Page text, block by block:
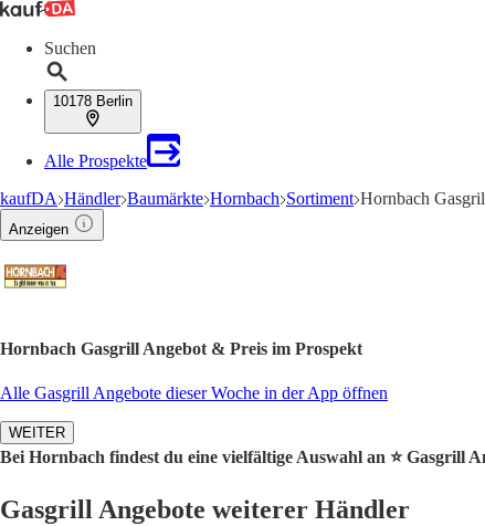
Suchen
10178 Berlin
Alle Prospekte
kaufDA Händler Baumärkte Hornbach Sortiment Hornbach
Anzeigen
Hornbach Gasgrill Angebot & Preis im Prospekt
Alle Gasgrill Angebote dieser Woche in der App öffnen
WEITER
Bei Hornbach findest du eine vielfältige Auswahl an ⭐️ Gasgrill
Gasgrill Angebote weiterer Händler